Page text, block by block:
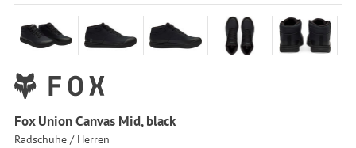
Fox Union Canvas Mid, black
Radschuhe / Herren